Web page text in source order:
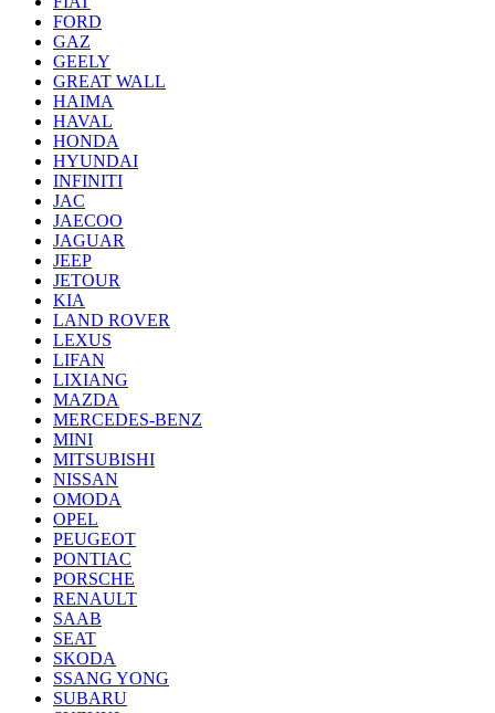
FORD
GAZ
GEELY
GREAT WALL
HAIMA
HAVAL
HONDA
HYUNDAI
INFINITI
JAC
JAECOO
JAGUAR
JEEP
JETOUR
KIA
LAND ROVER
LEXUS
LIFAN
LIXIANG
MAZDA
MERCEDES-BENZ
MINI
MITSUBISHI
NISSAN
OMODA
OPEL
PEUGEOT
PONTIAC
PORSCHE
RENAULT
SAAB
SEAT
SKODA
SSANG YONG
SUBARU